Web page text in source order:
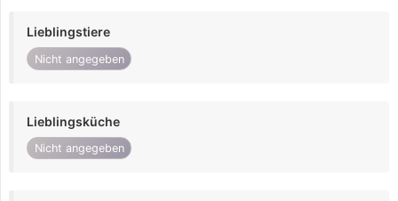
Lieblingstiere
Nicht angegeben
Lieblingsküche
Nicht angegeben